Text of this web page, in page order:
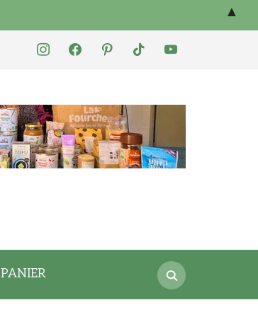
instagramfacebookpinteresttiktok youtube
Search
for:
PANIER
▲